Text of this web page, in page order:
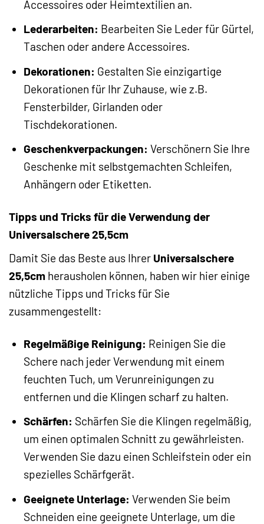
Accessoires oder Heimtextilien an.
Lederarbeiten: Bearbeiten Sie Leder für Gürtel,
Taschen oder andere Accessoires.
Dekorationen: Gestalten Sie einzigartige
Dekorationen für Ihr Zuhause, wie z.B.
Fensterbilder, Girlanden oder
Tischdekorationen.
Geschenkverpackungen: Verschönern Sie Ihre
Geschenke mit selbstgemachten Schleifen,
Anhängern oder Etiketten.
Tipps und Tricks für die Verwendung der
Universalschere 25,5cm
Damit Sie das Beste aus Ihrer Universalschere
25,5cm herausholen können, haben wir hier einige
nützliche Tipps und Tricks für Sie
zusammengestellt:
Regelmäßige Reinigung: Reinigen Sie die
Schere nach jeder Verwendung mit einem
feuchten Tuch, um Verunreinigungen zu
entfernen und die Klingen scharf zu halten.
Schärfen: Schärfen Sie die Klingen regelmäßig,
um einen optimalen Schnitt zu gewährleisten.
Verwenden Sie dazu einen Schleifstein oder ein
spezielles Schärfgerät.
Geeignete Unterlage: Verwenden Sie beim
Schneiden eine geeignete Unterlage, um die